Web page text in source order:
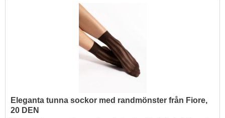
Eleganta tunna sockor med randmönster från Fiore,
20 DEN